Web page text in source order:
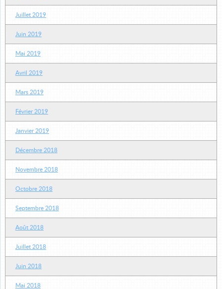
Juillet 2019
Juin 2019
Mai 2019
Avril 2019
Mars 2019
Février 2019
Janvier 2019
Décembre 2018
Novembre 2018
Octobre 2018
Septembre 2018
Août 2018
Juillet 2018
Juin 2018
Mai 2018